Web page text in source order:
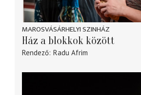
MAROSVÁSÁRHELYI SZINHÁZ
Ház a blokkok között
Rendező Radu Afrim